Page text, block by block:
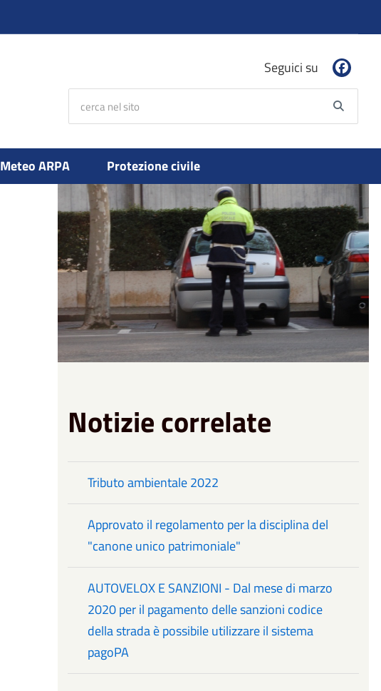
Seguici su
ARPA Protezione civile
Notizie correlate
Tributo ambientale 2022
Approvato il regolamento per la disciplina del
"canone unico patrimoniale"
AUTOVELOX E SANZIONI - Dal mese di marzo
2020 per il pagamento delle sanzioni codice
della strada è possibile utilizzare il sistema
pagoPA